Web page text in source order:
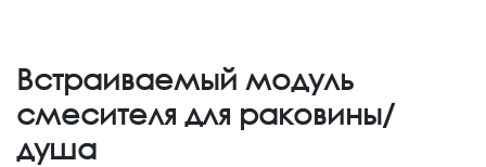
Встраиваемый модуль
смесителя для раковины/
душа